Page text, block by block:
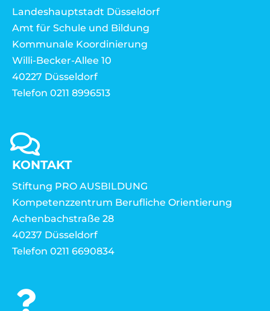
Landeshauptstadt Düsseldorf
Amt für Schule und Bildung
Kommunale Koordinierung
Willi-Becker-Allee 10
40227 Düsseldorf
Telefon 0211 8996513
KONTAKT
Stiftung PRO AUSBILDUNG
Kompetenzzentrum Berufliche Orientierung
Achenbachstraße 28
40237 Düsseldorf
Telefon 0211 6690834